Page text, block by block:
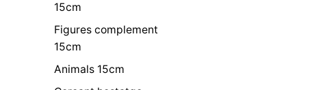
15cm
Figures complement
15cm
Animals 15cm